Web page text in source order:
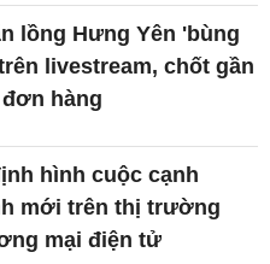
lồng Hưng Yên 'bùng
livestream, chốt gần
đơn hàng
hình cuộc cạnh
mới trên thị trường
mại điện tử